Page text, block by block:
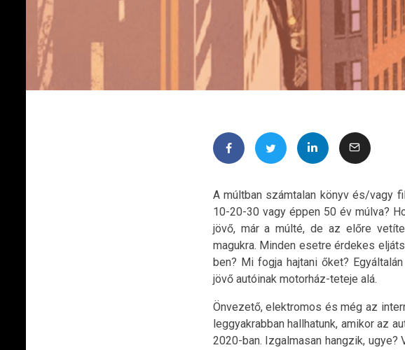
A múltban számtalan könyv és/vagy
10-20-30 vagy éppen 50 év múlva?
jövő, már a múlté, de az előre
magukra. Minden esetre érdekes
ben? Mi fogja hajtani őket?
jövő autóinak motorház-teteje alá.
Önvezető, elektromos és még az
leggyakrabban hallhatunk, amikor az
2020-ban. Izgalmasan hangzik,